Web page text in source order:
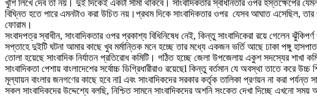
খুশি লিখে দেব তা নয়। দুই দিকেই একটা সীমা থাকবে। সাংবাদিকতার স্বাধীনতার ওপর হস্তক্ষেপের
বিঘ্নিত হতে পারে এমনটাও করা উচিত নয়।প্রথম দিকে সাংবাদিকতার ওপর যেসব আঘাত এসেছিল, তার
ফোরাম।
সংবাদপত্র স্বাধীন, সাংবাদিকতার ওপর প্রকাশ্য বিধিনিষেধ নেই, কিন্তু সাংবাদিকেরা রয়ে গেলেন
সপ্তাহে দুইটি ঘটনা আমার কাছে খুব মর্মান্তিক মনে হচ্ছে তার মধ্যে একজন ভর্তি আছে ঢাকা পঙ্গু
তোলা হয়েছে সাংবাদিক নির্যাতন প্রতিরোধ কমিটি। গঠিত হচ্ছে জেলা উপজেলায় একুশ সদস্যের শাখা
সাংবাদিকতা পেশায় বাংলাদেশের সর্বোচ্চ ডিগ্রিধারীরাও রয়েছেl কিন্তু বর্তমান যে অবস্থা তাতে করে
মূল্যায়ন বাংলার জনগণের কাছে হবে নাl এবং সাংবাদিকদের সরকার কর্তৃক তালিকা প্রণয়ন না করা
সকল সাংবাদিকদের উদ্দেশ্যে বলছি, নিশ্চিত সামনে সাংবাদিকদের অশনি সংকেত দেখা দিচ্ছে এখনো